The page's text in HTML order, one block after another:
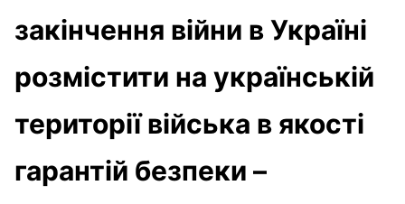
закінчення війни в Україні
розмістити на українській
території війська в якості
гарантій безпеки –